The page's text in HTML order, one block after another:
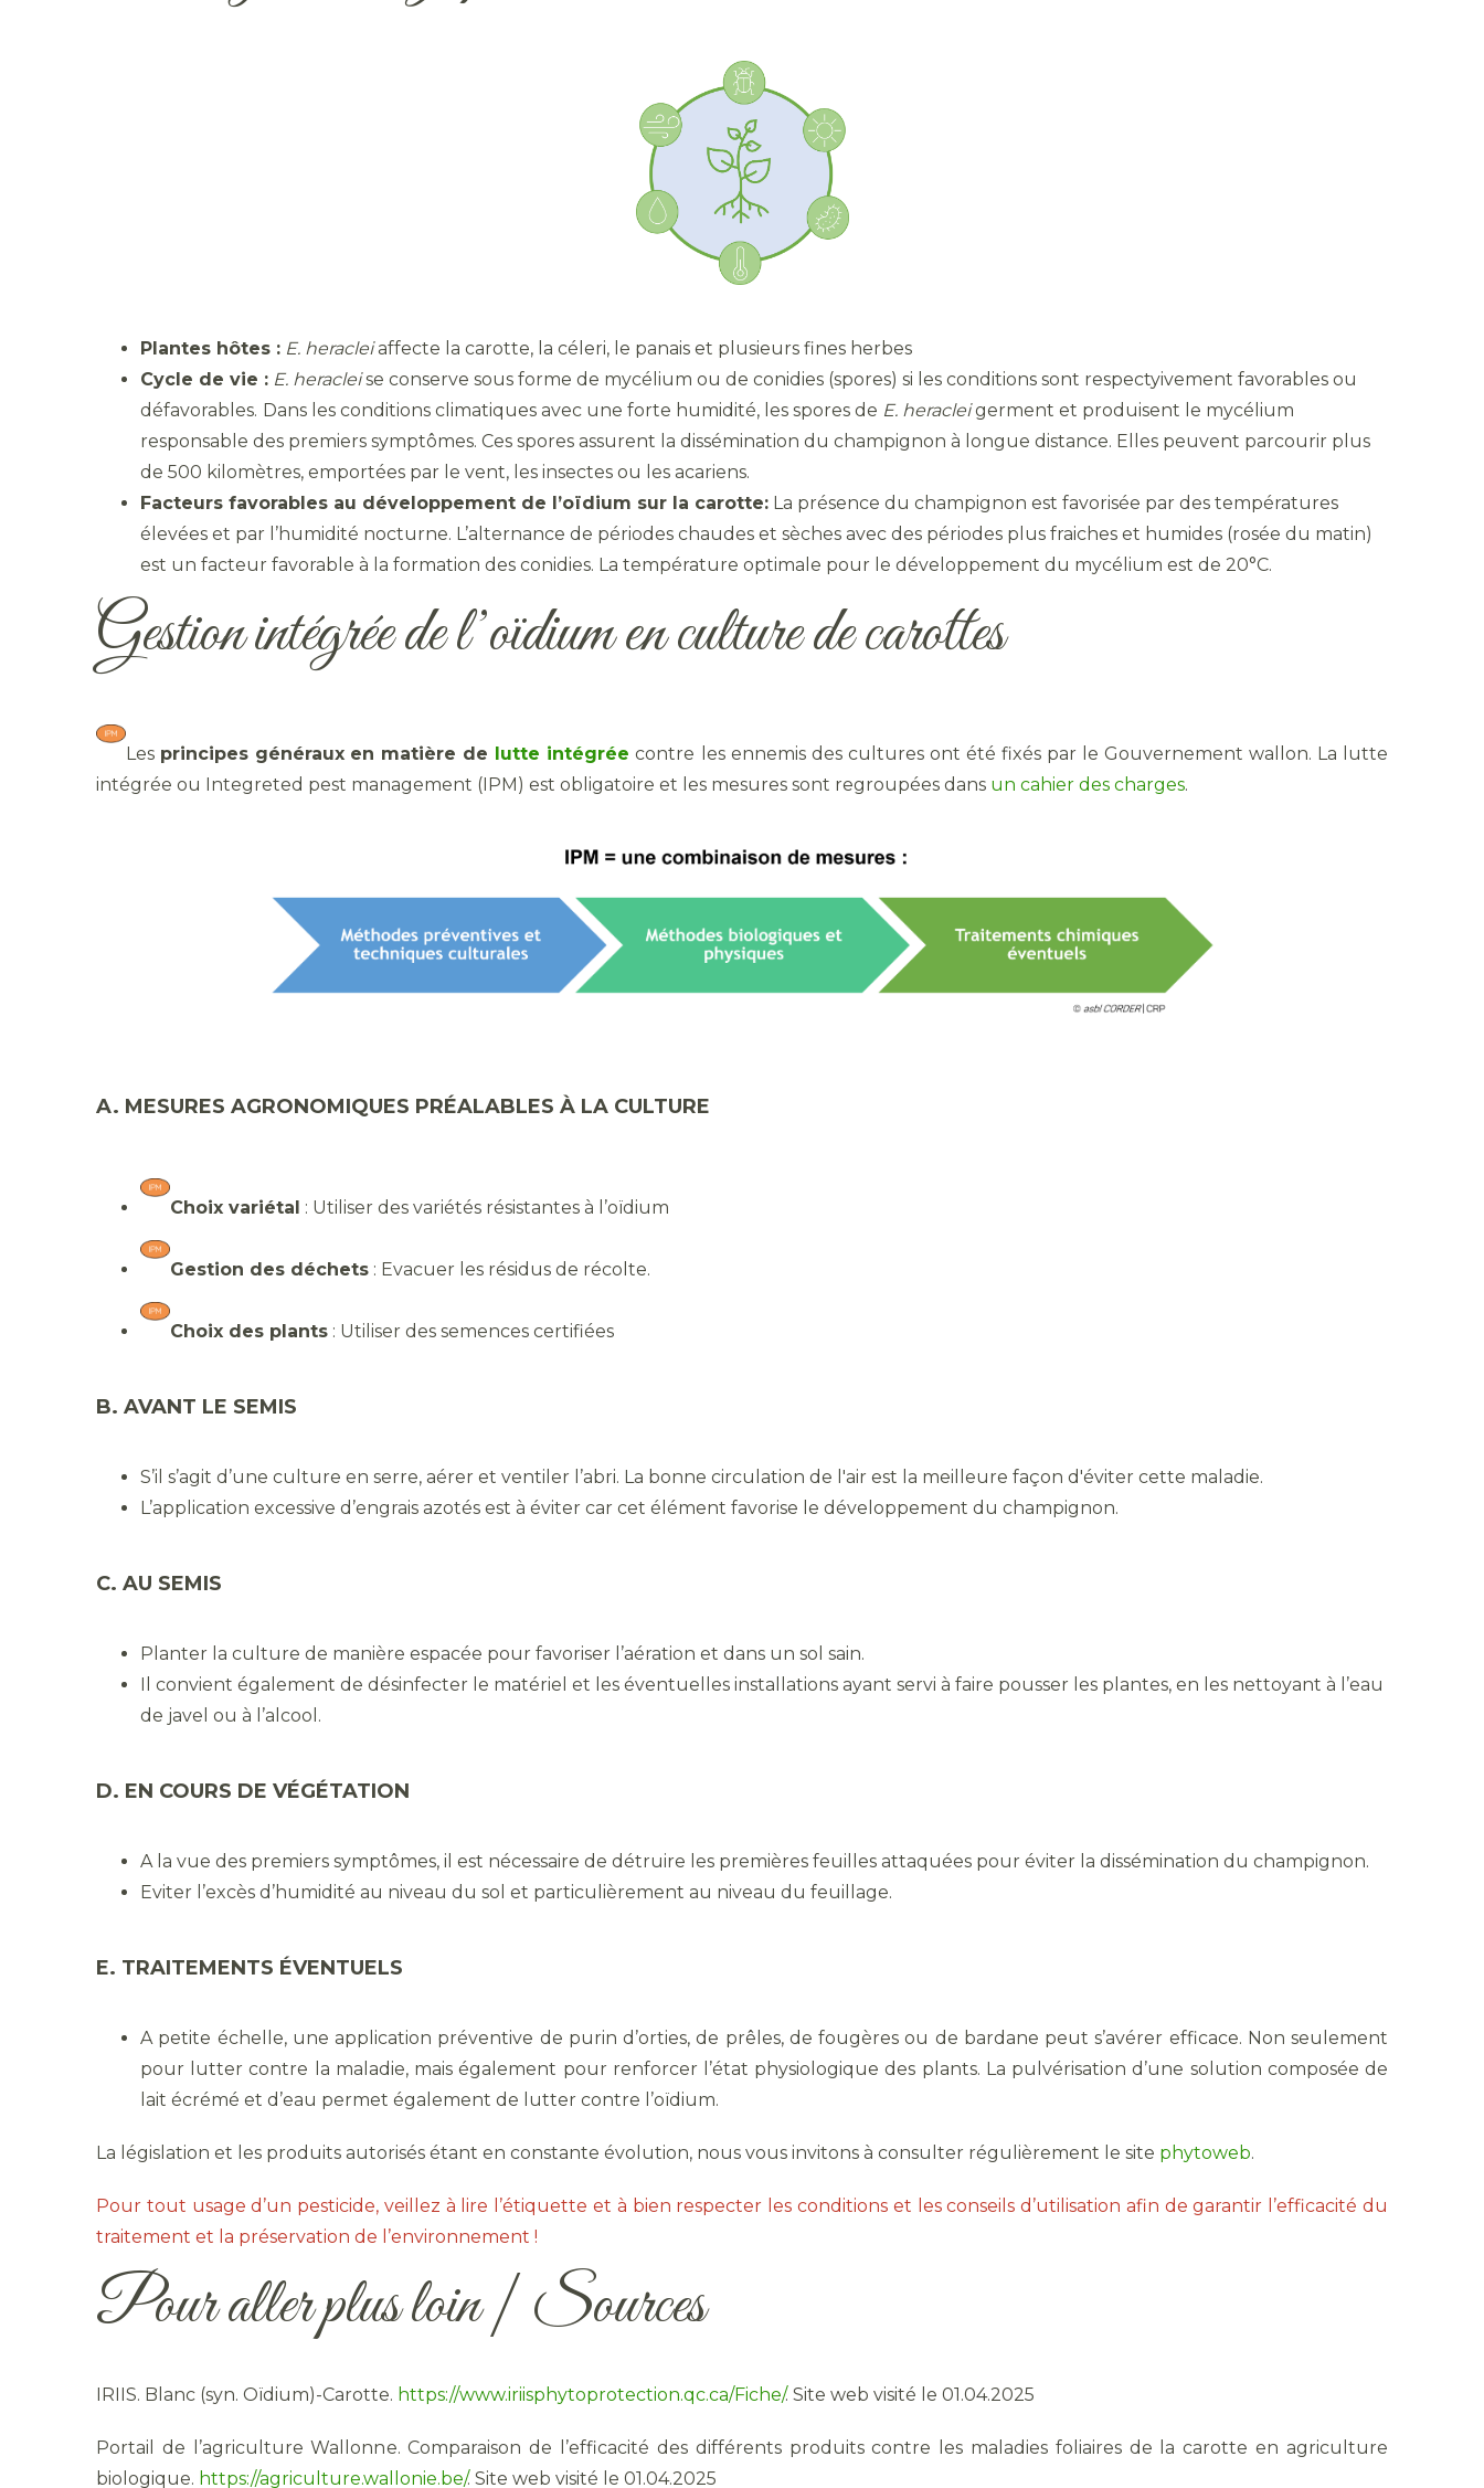
Plantes hôtes : E. heracleiaffecte la carotte, la céleri, le panais et plusieurs fines herbes
Cycle de vie : E. heracleise conserve sous forme de mycélium ou de conidies (spores) si les conditions sont respectyivement favorables ou
défavorables. Dans les conditions climatiques avec une forte humidité, les spores de E. heracleigerment et produisent le mycélium
responsable des premiers symptômes. Ces spores assurent la dissémination du champignon à longue distance. Elles peuvent parcourir plus
de 500 kilomètres, emportées par le vent, les insectes ou les acariens.
Facteurs favorables au développement de l’oïdium sur la carotte: La présence du champignon est favorisée par des températures
élevées et par l’humidité nocturne. L’alternance de périodes chaudes et sèches avec des périodes plus fraiches et humides (rosée du matin)
est un facteur favorable à la formation des conidies. La température optimale pour le développement du mycélium est de 20°C.
Gestion intégrée de l’oïdium en culture de carottes
Les principes généraux en matière de lutte intégrée contre les ennemis des cultures ont été fixés par le Gouvernement wallon. La lutte
intégrée ou Integreted pest management (IPM) est obligatoire et les mesures sont regroupées dans un cahier des charges.
A. MESURES AGRONOMIQUES PRÉALABLES À LA CULTURE
Choix variétal : Utiliser des variétés résistantes à l’oïdium
Gestion des déchets : Evacuer les résidus de récolte.
Choix des plants : Utiliser des semences certifiées
B. AVANT LE SEMIS
S’il s’agit d’une culture en serre, aérer et ventiler l’abri. La bonne circulation de l'air est la meilleure façon d'éviter cette maladie.
L’application excessive d’engrais azotés est à éviter car cet élément favorise le développement du champignon.
C. AU SEMIS
Planter la culture de manière espacée pour favoriser l’aération et dans un sol sain.
Il convient également de désinfecter le matériel et les éventuelles installations ayant servi à faire pousser les plantes, en les nettoyant à l’eau
de javel ou à l’alcool.
D. EN COURS DE VÉGÉTATION
A la vue des premiers symptômes, il est nécessaire de détruire les premières feuilles attaquées pour éviter la dissémination du champignon.
Eviter l’excès d’humidité au niveau du sol et particulièrement au niveau du feuillage.
E. TRAITEMENTS ÉVENTUELS
A petite échelle, une application préventive de purin d’orties, de prêles, de fougères ou de bardane peut s’avérer efficace. Non seulement
pour lutter contre la maladie, mais également pour renforcer l’état physiologique des plants. La pulvérisation d’une solution composée de
lait écrémé et d’eau permet également de lutter contre l’oïdium.
La législation et les produits autorisés étant en constante évolution, nous vous invitons à consulter régulièrement le site phytoweb.
Pour tout usage d’un pesticide, veillez à lire l’étiquette et à bien respecter les conditions et les conseils d’utilisation afin de garantir l’efficacité du
traitement et la préservation de l’environnement !
Pour aller plus loin | Sources
IRIIS. Blanc (syn. Oïdium)-Carotte. https://www.iriisphytoprotection.qc.ca/Fiche/. Site web visité le 01.04.2025
Portail de l’agriculture Wallonne. Comparaison de l’efficacité des différents produits contre les maladies foliaires de la carotte en agriculture
biologique. https://agriculture.wallonie.be/. Site web visité le 01.04.2025